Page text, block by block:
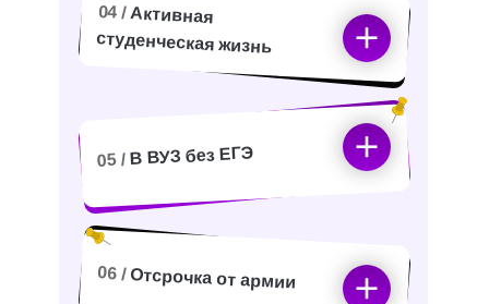
04 /Активная
студенческая жизнь
05 / В ВУЗ без ЕГЭ
06 / Отсрочка от армии